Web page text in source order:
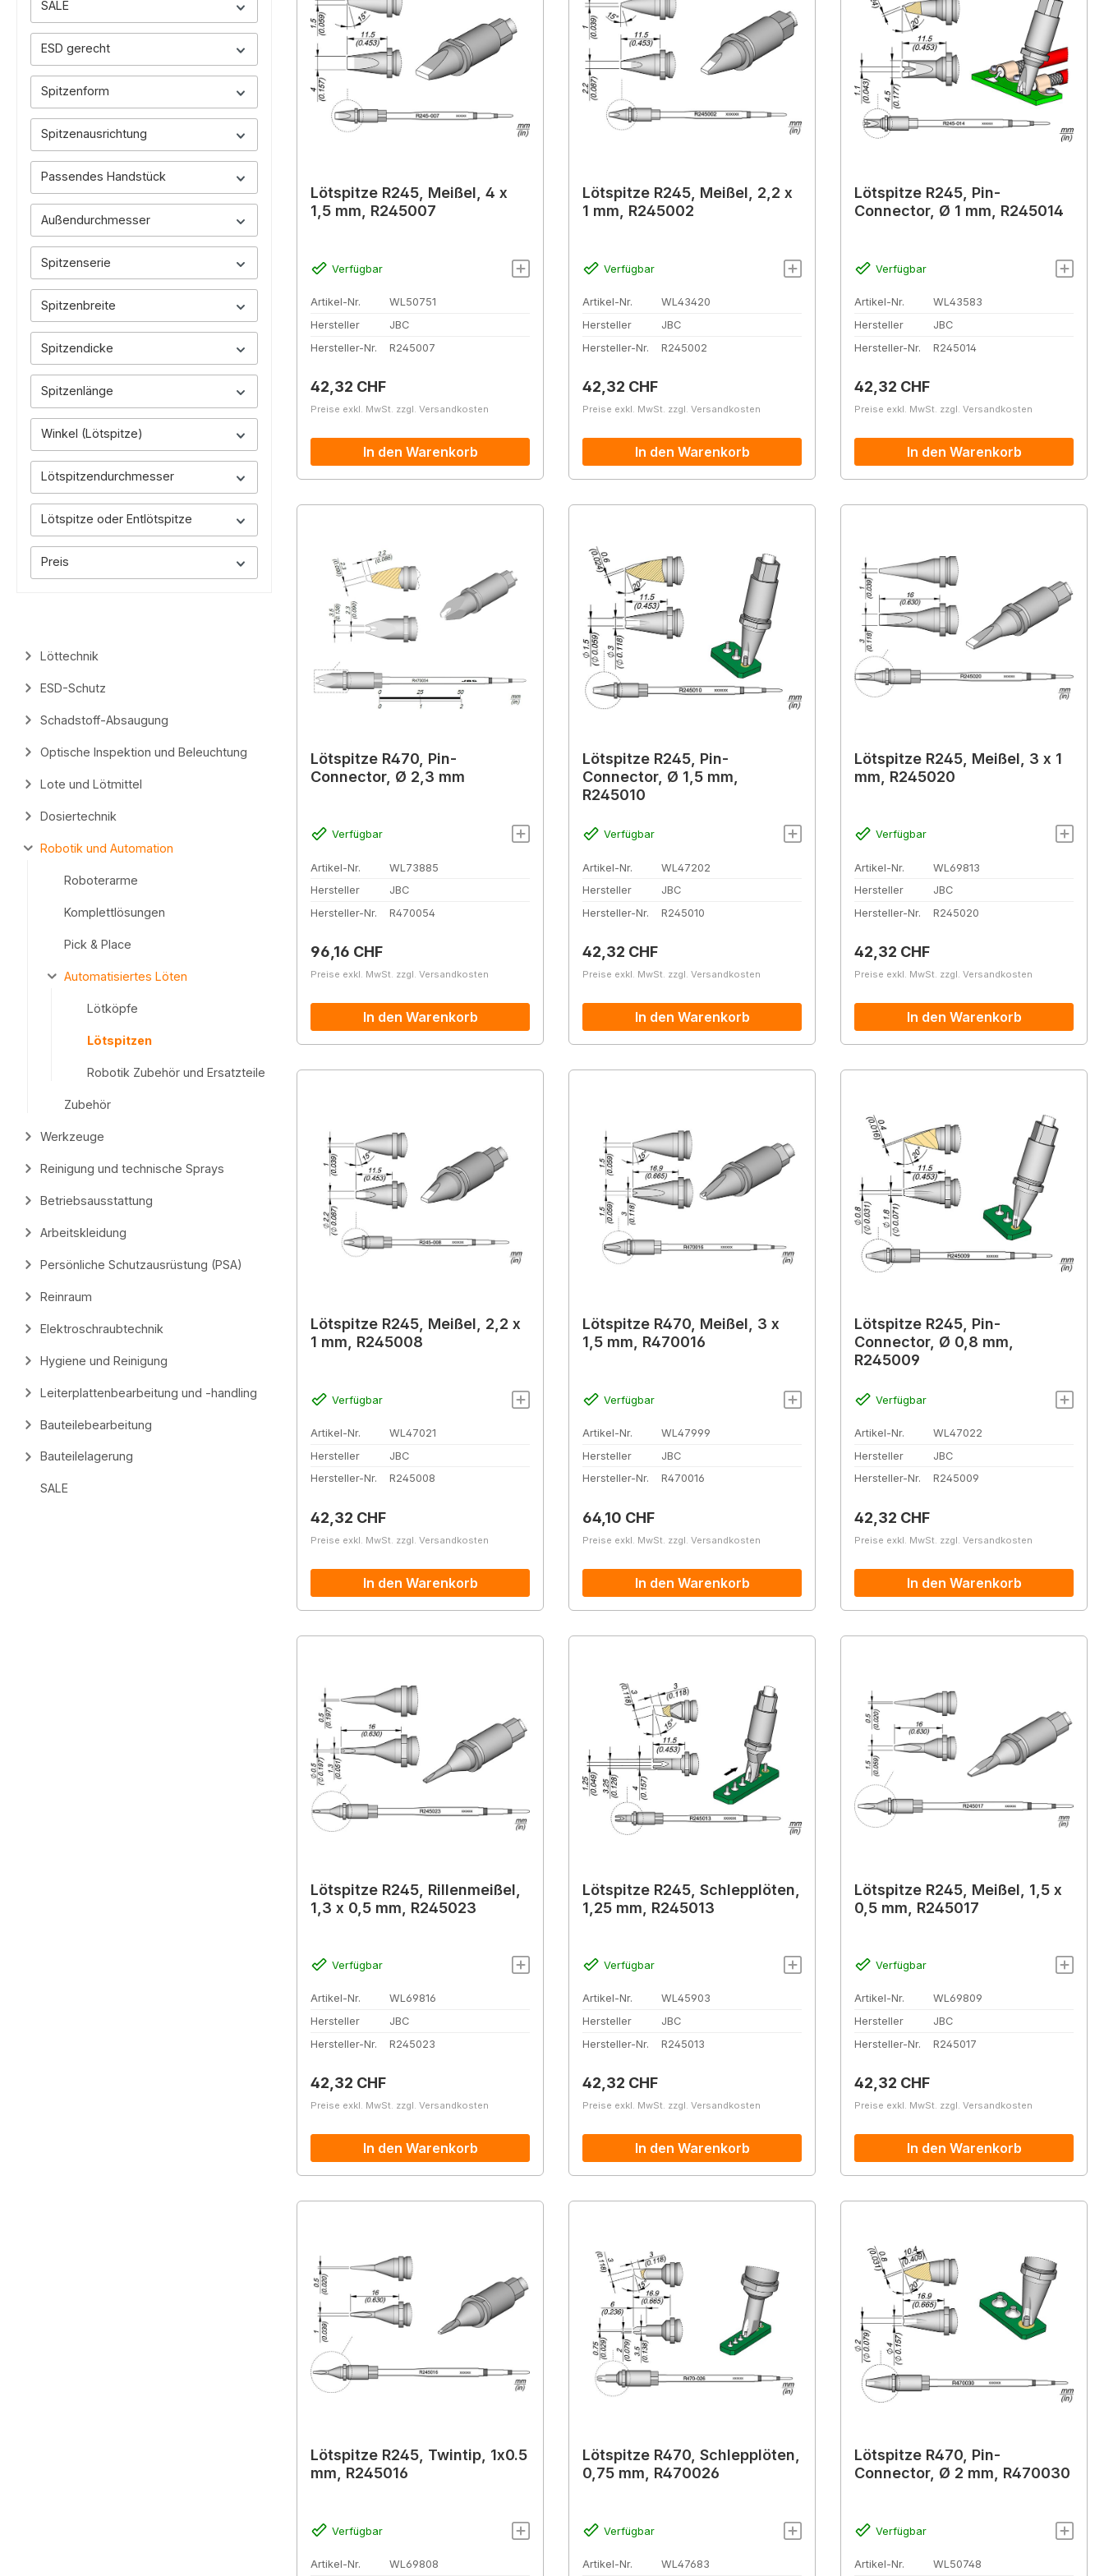
SALE
ESD gerecht
Spitzenform
Spitzenausrichtung
Passendes Handstück
Außendurchmesser
Spitzenserie
Spitzenbreite
Spitzendicke
Spitzenlänge
Winkel (Lötspitze)
Lötspitzendurchmesser
Lötspitze oder Entlötspitze
Preis
Löttechnik
ESD-Schutz
Schadstoff-Absaugung
Optische Inspektion und Beleuchtung
Lote und Lötmittel
Dosiertechnik
Robotik und Automation
Roboterarme
Komplettlösungen
Pick & Place
Automatisiertes Löten
Lötköpfe
Lötspitzen
Robotik Zubehör und Ersatzteile
Zubehör
Werkzeuge
Reinigung und technische Sprays
Betriebsausstattung
Arbeitskleidung
Persönliche Schutzausrüstung (PSA)
Reinraum
Elektroschraubtechnik
Hygiene und Reinigung
Leiterplattenbearbeitung und -handling
Bauteilebearbeitung
Bauteilelagerung
SALE
Lötspitze R245, Meißel, 4 x
1,5 mm, R245007
Verfügbar
Artikel-Nr.
WL50751
Hersteller
JBC
Hersteller-Nr.
R245007
Regulärer Preis:
42,32 CHF
Preise exkl. MwSt. zzgl. Versandkosten
In den Warenkorb
Lötspitze R245, Meißel, 2,2 x
1 mm, R245002
Verfügbar
Artikel-Nr.
WL43420
Hersteller
JBC
Hersteller-Nr.
R245002
Regulärer Preis:
42,32 CHF
Preise exkl. MwSt. zzgl. Versandkosten
In den Warenkorb
Lötspitze R245, Pin-
Connector, Ø 1 mm, R245014
Verfügbar
Artikel-Nr.
WL43583
Hersteller
JBC
Hersteller-Nr.
R245014
Regulärer Preis:
42,32 CHF
Preise exkl. MwSt. zzgl. Versandkosten
In den Warenkorb
Lötspitze R470, Pin-
Connector, Ø 2,3 mm
Verfügbar
Artikel-Nr.
WL73885
Hersteller
JBC
Hersteller-Nr.
R470054
Regulärer Preis:
96,16 CHF
Preise exkl. MwSt. zzgl. Versandkosten
In den Warenkorb
Lötspitze R245, Pin-
Connector, Ø 1,5 mm,
R245010
Verfügbar
Artikel-Nr.
WL47202
Hersteller
JBC
Hersteller-Nr.
R245010
Regulärer Preis:
42,32 CHF
Preise exkl. MwSt. zzgl. Versandkosten
In den Warenkorb
Lötspitze R245, Meißel, 3 x 1
mm, R245020
Verfügbar
Artikel-Nr.
WL69813
Hersteller
JBC
Hersteller-Nr.
R245020
Regulärer Preis:
42,32 CHF
Preise exkl. MwSt. zzgl. Versandkosten
In den Warenkorb
Lötspitze R245, Meißel, 2,2 x
1 mm, R245008
Verfügbar
Artikel-Nr.
WL47021
Hersteller
JBC
Hersteller-Nr.
R245008
Regulärer Preis:
42,32 CHF
Preise exkl. MwSt. zzgl. Versandkosten
In den Warenkorb
Lötspitze R470, Meißel, 3 x
1,5 mm, R470016
Verfügbar
Artikel-Nr.
WL47999
Hersteller
JBC
Hersteller-Nr.
R470016
Regulärer Preis:
64,10 CHF
Preise exkl. MwSt. zzgl. Versandkosten
In den Warenkorb
Lötspitze R245, Pin-
Connector, Ø 0,8 mm,
R245009
Verfügbar
Artikel-Nr.
WL47022
Hersteller
JBC
Hersteller-Nr.
R245009
Regulärer Preis:
42,32 CHF
Preise exkl. MwSt. zzgl. Versandkosten
In den Warenkorb
Lötspitze R245, Rillenmeißel,
1,3 x 0,5 mm, R245023
Verfügbar
Artikel-Nr.
WL69816
Hersteller
JBC
Hersteller-Nr.
R245023
Regulärer Preis:
42,32 CHF
Preise exkl. MwSt. zzgl. Versandkosten
In den Warenkorb
Lötspitze R245, Schlepplöten,
1,25 mm, R245013
Verfügbar
Artikel-Nr.
WL45903
Hersteller
JBC
Hersteller-Nr.
R245013
Regulärer Preis:
42,32 CHF
Preise exkl. MwSt. zzgl. Versandkosten
In den Warenkorb
Lötspitze R245, Meißel, 1,5 x
0,5 mm, R245017
Verfügbar
Artikel-Nr.
WL69809
Hersteller
JBC
Hersteller-Nr.
R245017
Regulärer Preis:
42,32 CHF
Preise exkl. MwSt. zzgl. Versandkosten
In den Warenkorb
Lötspitze R245, Twintip, 1x0.5
mm, R245016
Verfügbar
Artikel-Nr. WL69808
Lötspitze R470, Schlepplöten,
0,75 mm, R470026
Verfügbar
Artikel-Nr. WL47683
Lötspitze R470, Pin-
Connector, Ø 2 mm, R470030
Verfügbar
Artikel-Nr. WL50748